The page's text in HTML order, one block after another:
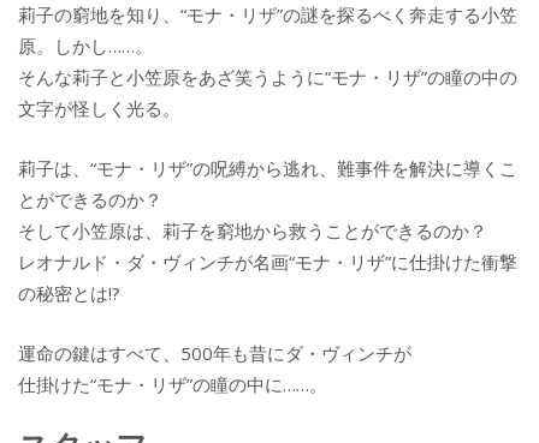
莉子の窮地を知り、“モナ・リザ”の謎を探るべく奔走する小笠
原。しかし……。
そんな莉子と小笠原をあざ笑うように“モナ・リザ”の瞳の中の
文字が怪しく光る。
莉子は、“モナ・リザ”の呪縛から逃れ、難事件を解決に導くこ
とができるのか？
そして小笠原は、莉子を窮地から救うことができるのか？
レオナルド・ダ・ヴィンチが名画“モナ・リザ”に仕掛けた衝撃
の秘密とは!?
運命の鍵はすべて、500年も昔にダ・ヴィンチが
仕掛けた“モナ・リザ”の瞳の中に……。